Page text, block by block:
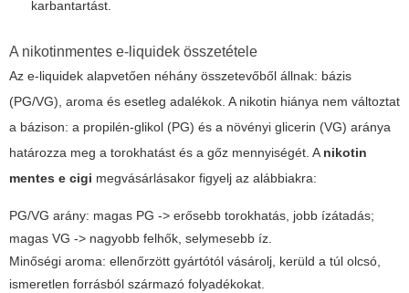
karbantartást.
A nikotinmentes e-liquidek összetétele
Az e-liquidek alapvetően néhány összetevőből állnak: bázis
(PG/VG), aroma és esetleg adalékok. A nikotin hiánya nem változtat
a bázison: a propilén-glikol (PG) és a növényi glicerin (VG) aránya
határozza meg a torokhatást és a gőz mennyiségét. A nikotin
mentes e cigi megvásárlásakor figyelj az alábbiakra:
PG/VG arány: magas PG -> erősebb torokhatás, jobb ízátadás;
magas VG -> nagyobb felhők, selymesebb íz.
Minőségi aroma: ellenőrzött gyártótól vásárolj, kerüld a túl olcsó,
ismeretlen forrásból származó folyadékokat.